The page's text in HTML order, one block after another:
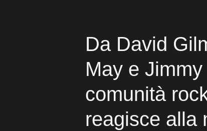
Da David
May e
comunità
reagisce alla